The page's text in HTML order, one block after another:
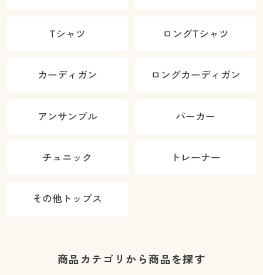
Tシャツ ロングTシャツ
カーディガン ロングカーディガン
アンサンブル パーカー
チュニック トレーナー
その他トップス
商品カテゴリから商品を探す